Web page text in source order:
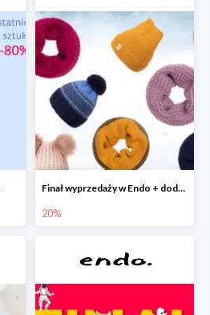
Finał wyprzedaży w Endo + dodatkowe 2% rabatu
20%